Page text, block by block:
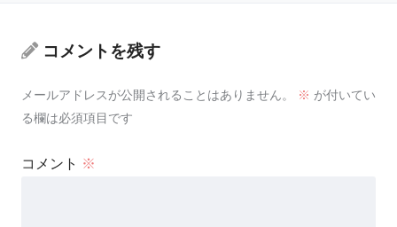
コメントを残す
メールアドレスが公開されることはありません。 ※ が付いてい
る欄は必須項目です
コメント ※